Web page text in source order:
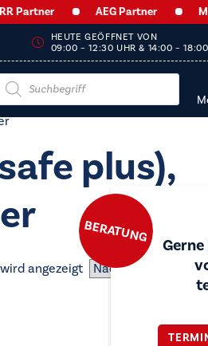
Partner AEG Partner
HEUTE GEÖFFNET VON
09:00 – 12:30 UHR & 14:00 –
BERATUNG
plus),
angezeigt